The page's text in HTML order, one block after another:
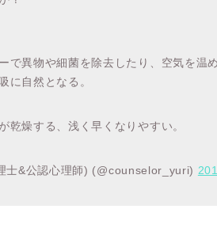
で異物や細菌を除去したり、空気を温
に自然となる。
乾燥する、浅く早くなりやすい。
士&公認心理師) (@counselor_yuri)